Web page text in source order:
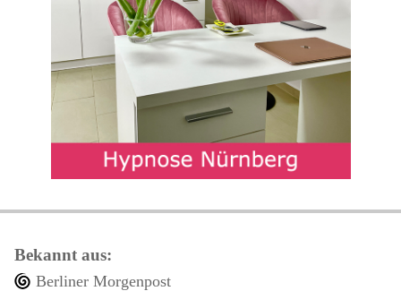
Bekannt aus:
Berliner Morgenpost